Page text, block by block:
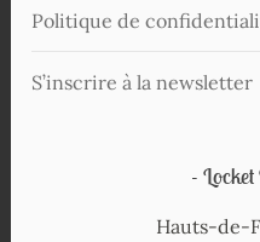
Politique de
S’inscrire à la newsletter
Hauts-de-